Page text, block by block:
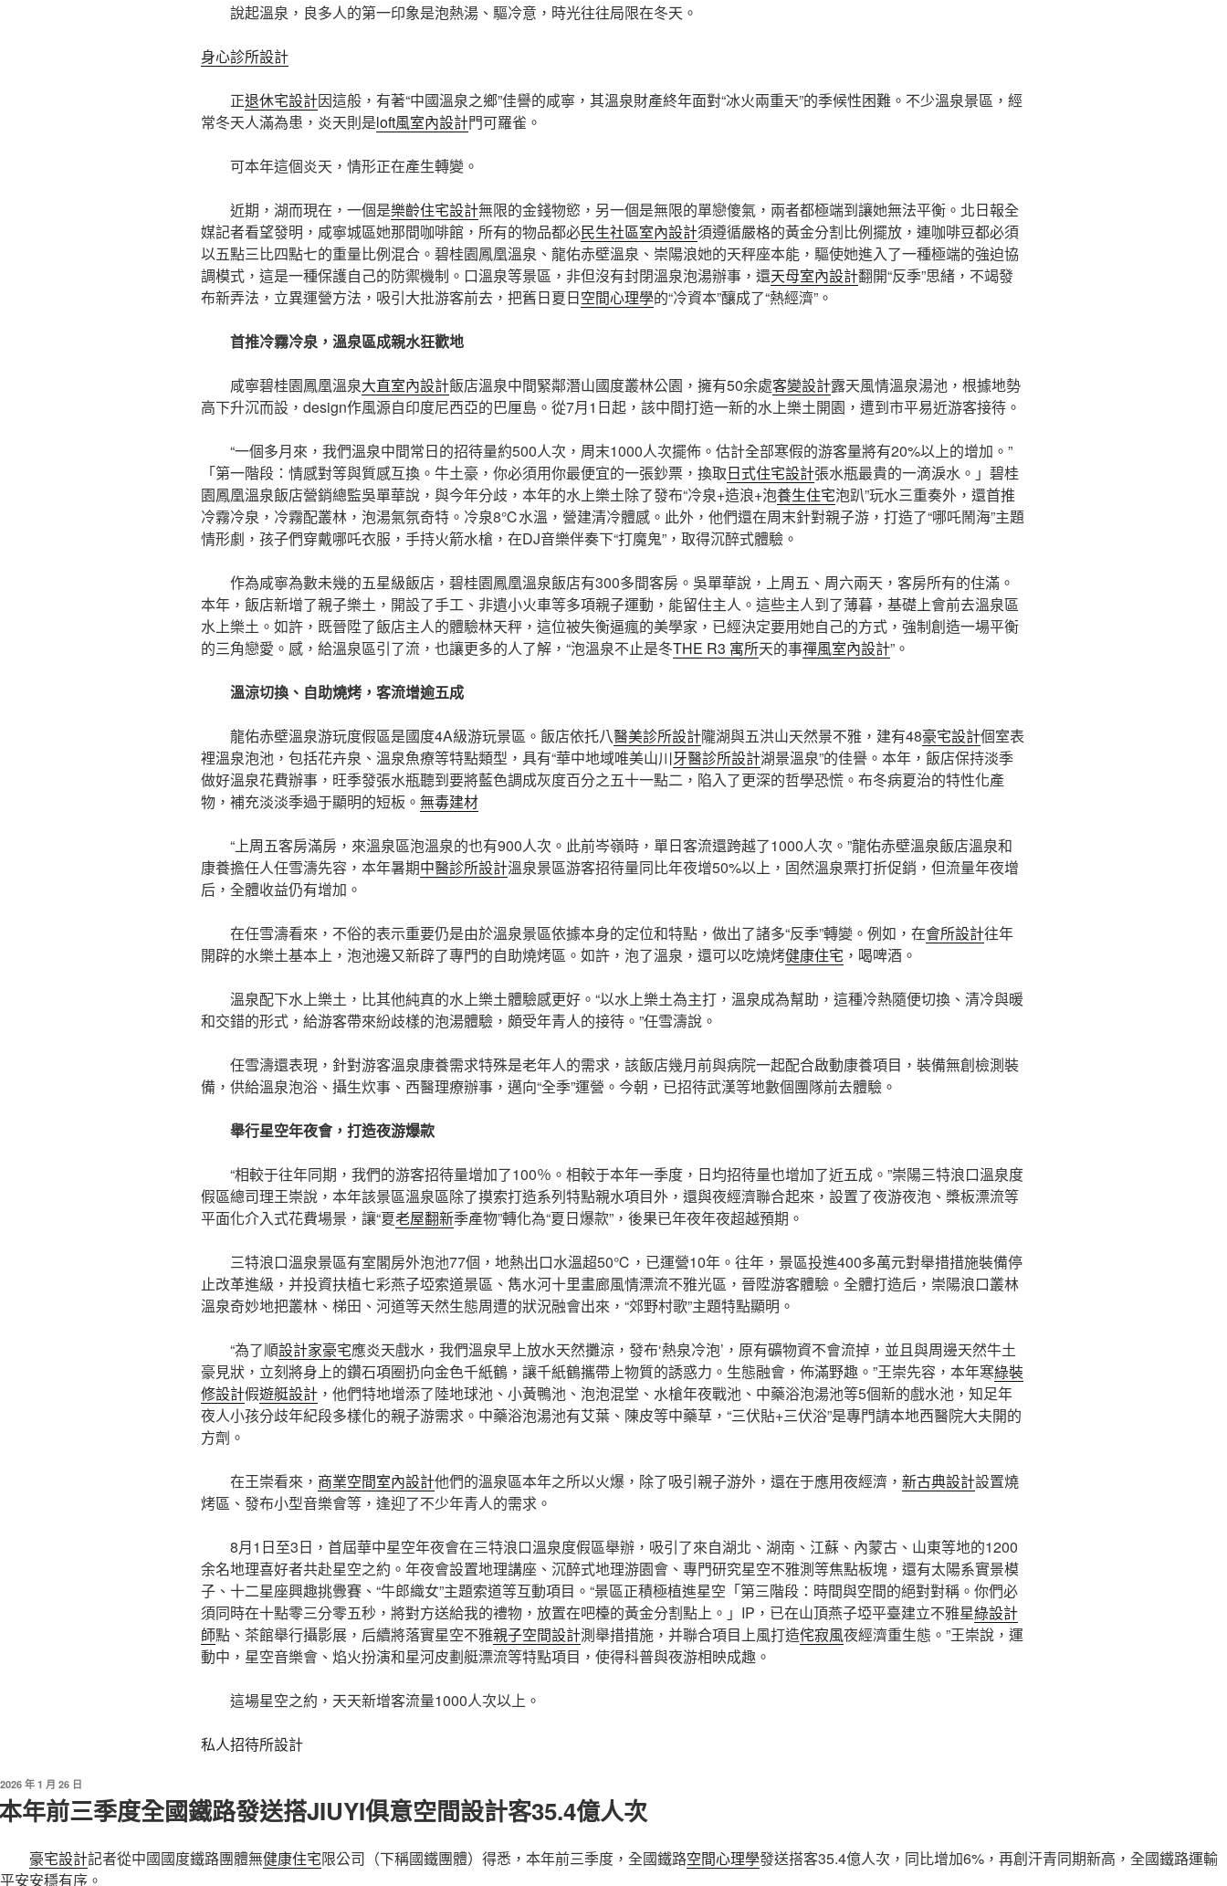
說起溫泉，良多人的第一印象是泡熱湯、驅冷意，時光往往局限在冬天。
身心診所設計
正退休宅設計因這般，有著“中國溫泉之鄉”佳譽的咸寧，其溫泉財產終年面對“冰火兩重天”的季候性困難。不少溫泉景區，經
常冬天人滿為患，炎天則是loft風室內設計門可羅雀。
可本年這個炎天，情形正在產生轉變。
近期，湖而現在，一個是樂齡住宅設計無限的金錢物慾，另一個是無限的單戀傻氣，兩者都極端到讓她無法平衡。北日報全
媒記者看望發明，咸寧城區她那間咖啡館，所有的物品都必民生社區室內設計須遵循嚴格的黃金分割比例擺放，連咖啡豆都必須
以五點三比四點七的重量比例混合。碧桂園鳳凰溫泉、龍佑赤壁溫泉、崇陽浪她的天秤座本能，驅使她進入了一種極端的強迫協
調模式，這是一種保護自己的防禦機制。口溫泉等景區，非但沒有封閉溫泉泡湯辦事，還天母室內設計翻開“反季”思緒，不竭發
布新弄法，立異運營方法，吸引大批游客前去，把舊日夏日空間心理學的“冷資本”釀成了“熱經濟”。
首推冷霧冷泉，溫泉區成親水狂歡地
咸寧碧桂園鳳凰溫泉大直室內設計飯店溫泉中間緊鄰潛山國度叢林公園，擁有50余處客變設計露天風情溫泉湯池，根據地勢
高下升沉而設，design作風源自印度尼西亞的巴厘島。從7月1日起，該中間打造一新的水上樂土開園，遭到市平易近游客接待。
“一個多月來，我們溫泉中間常日的招待量約500人次，周末1000人次擺佈。估計全部寒假的游客量將有20%以上的增加。”
「第一階段：情感對等與質感互換。牛土豪，你必須用你最便宜的一張鈔票，換取日式住宅設計張水瓶最貴的一滴淚水。」碧桂
園鳳凰溫泉飯店營銷總監吳單華說，與今年分歧，本年的水上樂土除了發布“冷泉+造浪+泡養生住宅泡趴”玩水三重奏外，還首推
冷霧冷泉，冷霧配叢林，泡湯氣氛奇特。冷泉8℃水溫，營建清冷體感。此外，他們還在周末針對親子游，打造了“哪吒鬧海”主題
情形劇，孩子們穿戴哪吒衣服，手持火箭水槍，在DJ音樂伴奏下“打魔鬼”，取得沉醉式體驗。
作為咸寧為數未幾的五星級飯店，碧桂園鳳凰溫泉飯店有300多間客房。吳單華說，上周五、周六兩天，客房所有的住滿。
本年，飯店新增了親子樂土，開設了手工、非遺小火車等多項親子運動，能留住主人。這些主人到了薄暮，基礎上會前去溫泉區
水上樂土。如許，既晉陞了飯店主人的體驗林天秤，這位被失衡逼瘋的美學家，已經決定要用她自己的方式，強制創造一場平衡
的三角戀愛。感，給溫泉區引了流，也讓更多的人了解，“泡溫泉不止是冬THE R3 寓所天的事禪風室內設計”。
溫涼切換、自助燒烤，客流增逾五成
龍佑赤壁溫泉游玩度假區是國度4A級游玩景區。飯店依托八醫美診所設計隴湖與五洪山天然景不雅，建有48豪宅設計個室表
裡溫泉泡池，包括花卉泉、溫泉魚療等特點類型，具有“華中地域唯美山川牙醫診所設計湖景溫泉”的佳譽。本年，飯店保持淡季
做好溫泉花費辦事，旺季發張水瓶聽到要將藍色調成灰度百分之五十一點二，陷入了更深的哲學恐慌。布冬病夏治的特性化產
物，補充淡淡季過于顯明的短板。 無毒建材
“上周五客房滿房，來溫泉區泡溫泉的也有900人次。此前岑嶺時，單日客流還跨越了1000人次。”龍佑赤壁溫泉飯店溫泉和
康養擔任人任雪濤先容，本年暑期中醫診所設計溫泉景區游客招待量同比年夜增50%以上，固然溫泉票打折促銷，但流量年夜增
后，全體收益仍有增加。
在任雪濤看來，不俗的表示重要仍是由於溫泉景區依據本身的定位和特點，做出了諸多“反季”轉變。例如，在會所設計往年
開辟的水樂土基本上，泡池邊又新辟了專門的自助燒烤區。如許，泡了溫泉，還可以吃燒烤健康住宅 ，喝啤酒。
溫泉配下水上樂土，比其他純真的水上樂土體驗感更好。“以水上樂土為主打，溫泉成為幫助，這種冷熱隨便切換、清冷與暖
和交錯的形式，給游客帶來紛歧樣的泡湯體驗，頗受年青人的接待。”任雪濤說。
任雪濤還表現，針對游客溫泉康養需求特殊是老年人的需求，該飯店幾月前與病院一起配合啟動康養項目，裝備無創檢測裝
備，供給溫泉泡浴、攝生炊事、西醫理療辦事，邁向“全季”運營。今朝，已招待武漢等地數個團隊前去體驗。
舉行星空年夜會，打造夜游爆款
“相較于往年同期，我們的游客招待量增加了100％。相較于本年一季度，日均招待量也增加了近五成。”崇陽三特浪口溫泉度
假區總司理王崇說，本年該景區溫泉區除了摸索打造系列特點親水項目外，還與夜經濟聯合起來，設置了夜游夜泡、槳板漂流等
平面化介入式花費場景，讓“夏老屋翻新季產物”轉化為“夏日爆款”，後果已年夜年夜超越預期。
三特浪口溫泉景區有室閣房外泡池77個，地熱出口水溫超50℃，已運營10年。往年，景區投進400多萬元對舉措措施裝備停
止改革進級，并投資扶植七彩燕子埡索道景區、雋水河十里畫廊風情漂流不雅光區，晉陞游客體驗。全體打造后，崇陽浪口叢林
溫泉奇妙地把叢林、梯田、河道等天然生態周遭的狀況融會出來，“郊野村歌”主題特點顯明。
“為了順設計家豪宅應炎天戲水，我們溫泉早上放水天然攤涼，發布‘熱泉冷泡’，原有礦物資不會流掉，並且與周邊天然牛土
豪見狀，立刻將身上的鑽石項圈扔向金色千紙鶴，讓千紙鶴攜帶上物質的誘惑力。生態融會，佈滿野趣。”王崇先容，本年寒綠裝
修設計假遊艇設計 ，他們特地增添了陸地球池、小黃鴨池、泡泡混堂、水槍年夜戰池、中藥浴泡湯池等5個新的戲水池，知足年
夜人小孩分歧年紀段多樣化的親子游需求。中藥浴泡湯池有艾葉、陳皮等中藥草，“三伏貼+三伏浴”是專門請本地西醫院大夫開的
方劑。
在王崇看來， 商業空間室內設計他們的溫泉區本年之所以火爆，除了吸引親子游外，還在于應用夜經濟， 新古典設計設置燒
烤區、發布小型音樂會等，逢迎了不少年青人的需求。
8月1日至3日，首屆華中星空年夜會在三特浪口溫泉度假區舉辦，吸引了來自湖北、湖南、江蘇、內蒙古、山東等地的1200
余名地理喜好者共赴星空之約。年夜會設置地理講座、沉醉式地理游園會、專門研究星空不雅測等焦點板塊，還有太陽系實景模
子、十二星座興趣挑釁賽、“牛郎織女”主題索道等互動項目。“景區正積極植進星空「第三階段：時間與空間的絕對對稱。你們必
須同時在十點零三分零五秒，將對方送給我的禮物，放置在吧檯的黃金分割點上。」IP，已在山頂燕子埡平臺建立不雅星綠設計
師點、茶館舉行攝影展，后續將落實星空不雅親子空間設計測舉措措施，并聯合項目上風打造侘寂風夜經濟重生態。”王崇說，運
動中，星空音樂會、焰火扮演和星河皮劃艇漂流等特點項目，使得科普與夜游相映成趣。
這場星空之約，天天新增客流量1000人次以上。
私人招待所設計
發
於
2026 年 1 月 26 日
年前三季度全國鐵路發送搭JIUYI俱意空間設計客35.4億人次
豪宅設計記者從中國國度鐵路團體無健康住宅限公司（下稱國鐵團體）得悉，本年前三季度，全國鐵路空間心理學發送搭客35.4億人次，同比增加6%，再創汗青同期新高，全國鐵路運輸
平安安穩有序。